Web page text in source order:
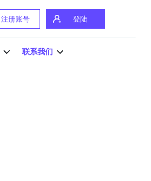
注册账号 登陆
联系我们